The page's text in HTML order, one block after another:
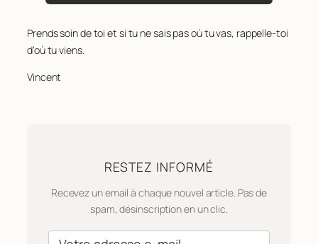
Prends soin de toi et si tu ne sais pas où tu vas, rappelle-toi
d’où tu viens.
Vincent
RESTEZ INFORMÉ
Recevez un email à chaque nouvel article. Pas de
spam, désinscription en un clic.